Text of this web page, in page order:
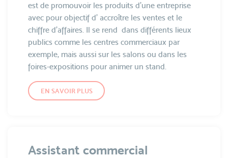
est de promouvoir les produits d'une entreprise
avec pour objectif d' accroître les ventes et le
chiffre d'affaires. Il se rend dans différents lieux
publics comme les centres commerciaux par
exemple, mais aussi sur les salons ou dans les
foires-expositions pour animer un stand.
EN SAVOIR PLUS
Assistant commercial